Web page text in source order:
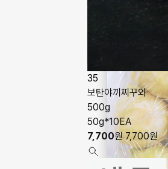
35
보탄야끼찌꾸와
500g
50g*10EA
7,700원 7,700원